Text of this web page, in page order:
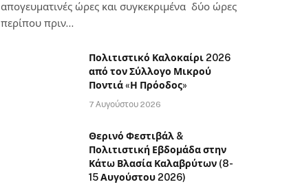
απογευματινές ώρες και συγκεκριμένα δύο ώρες
περίπου πριν…
Πολιτιστικό Καλοκαίρι 2026
από τον Σύλλογο Μικρού
Ποντιά «Η Πρόοδος»
7 Αυγούστου 2026
Θερινό Φεστιβάλ &
Πολιτιστική Εβδομάδα στην
Κάτω Βλασία Καλαβρύτων (8-
15 Αυγούστου 2026)